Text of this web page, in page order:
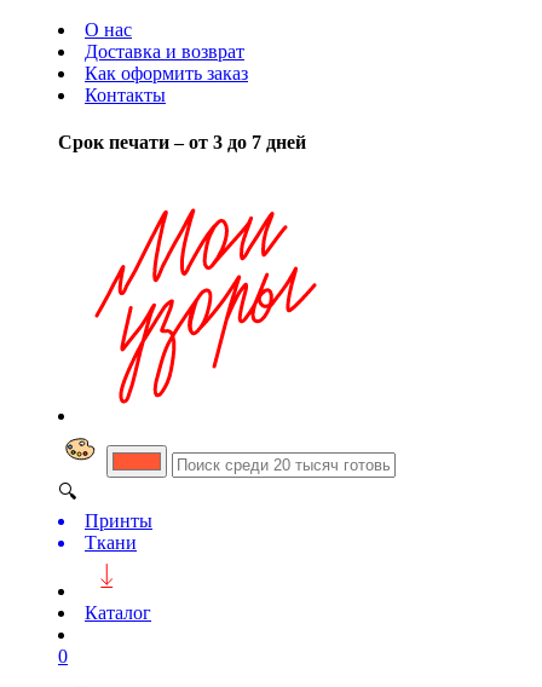
О нас
Доставка и возврат
Как оформить заказ
Контакты
Срок печати – от 3 до 7 дней
🔍
Принты
Ткани
Каталог
0